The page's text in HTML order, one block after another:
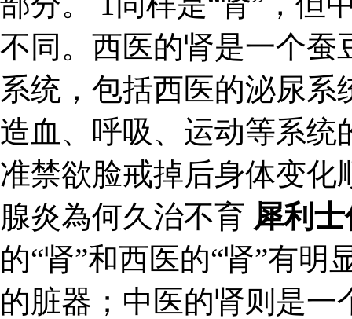
不同。西医的肾是一个蚕
系统，包括西医的泌尿
造血、呼吸、运动等系
准禁欲脸戒掉后身体变
腺炎為何久治不育 犀利
的“肾”和西医的“肾”有
的脏器；中医的肾则是